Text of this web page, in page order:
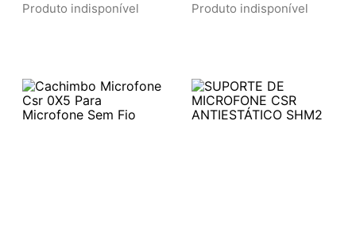
Produto indisponível
Produto indisponível